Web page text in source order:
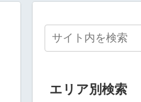
エリア別検索